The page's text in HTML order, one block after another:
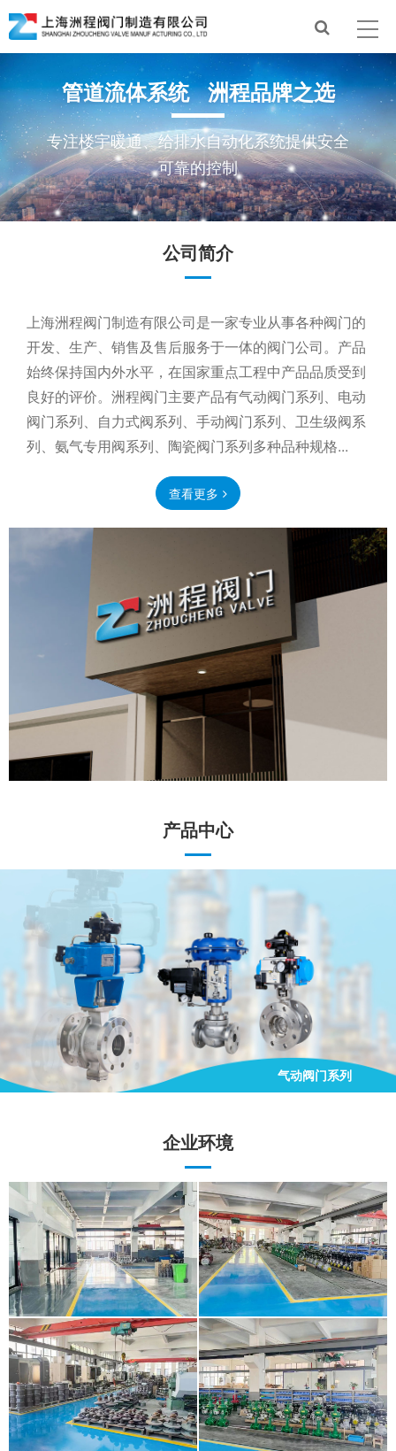
管道流体系统 洲程品牌之选
专注楼宇暖通、给排水自动化系统提供安全
可靠的控制
公司简介
上海洲程阀门制造有限公司是一家专业从事各种阀门的
开发、生产、销售及售后服务于一体的阀门公司。产品
始终保持国内外水平，在国家重点工程中产品品质受到
良好的评价。洲程阀门主要产品有气动阀门系列、电动
阀门系列、自力式阀系列、手动阀门系列、卫生级阀系
列、氨气专用阀系列、陶瓷阀门系列多种品种规格...
查看更多
产品中心
气动阀门系列
手动阀门系列
电动阀门系列
气动阀门系列
企业环境